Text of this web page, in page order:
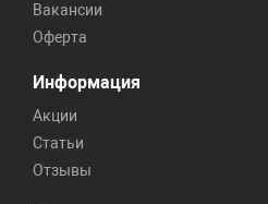
Вакансии
Оферта
Информация
Акции
Статьи
Отзывы